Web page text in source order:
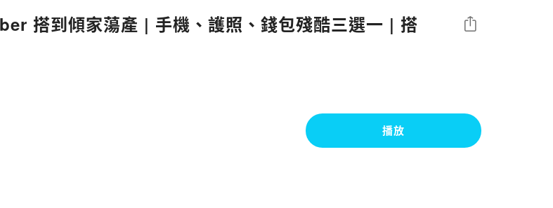
搭到傾家蕩產 | 手機、護照、錢包殘酷三選一 | 搭
分享
播放